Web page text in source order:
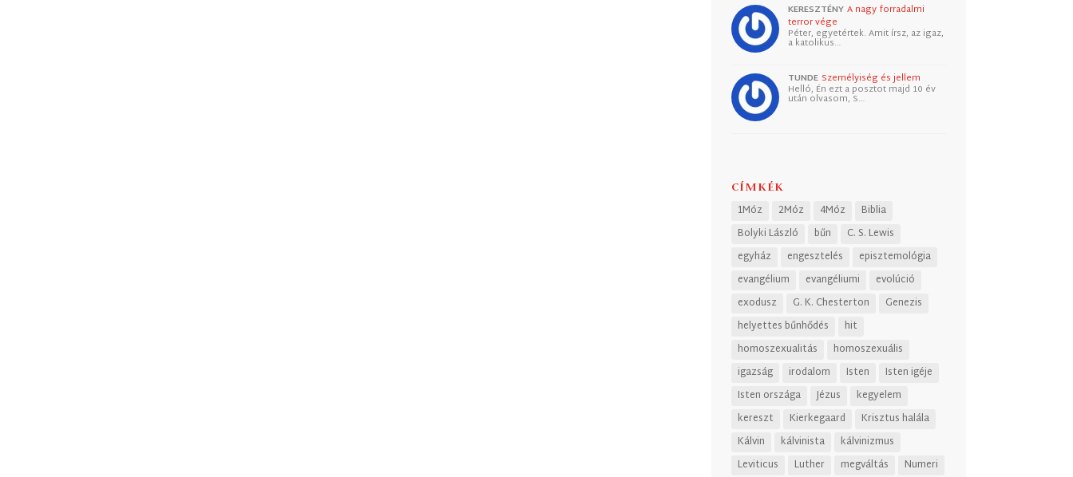
KERESZTÉNY A nagy forradalmi
terror vége
Péter, egyetértek. Amit írsz, az igaz,
a katolikus…
TUNDE Személyiség és jellem
Helló, Én ezt a posztot majd 10 év
után olvasom, S…
CÍMKÉK
1Móz 2Móz 4Móz
Biblia
Bolyki László
bűn
C. S. Lewis
egyház
engesztelés
episztemológia
evangélium
evangéliumi
evolúció
exodusz
G. K. Chesterton
Genezis
helyettes bűnhődés
hit
homoszexualitás
homoszexuális
igazság
irodalom Isten
Isten igéje
Isten országa
Jézus
kegyelem
kereszt
Kierkegaard
Krisztus halála
Kálvin
kálvinista
kálvinizmus
Leviticus
Luther megváltás Numeri